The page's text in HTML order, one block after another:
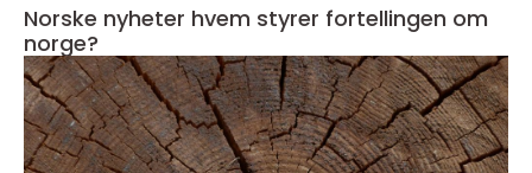
Norske nyheter hvem styrer fortellingen om
norge?